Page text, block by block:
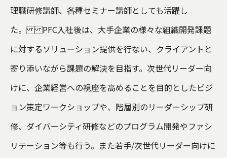
理職研修講師、各種セミナー講師としても活躍し
た。 PFC入社後は、大手企業の様々な組織開発課題
に対するソリューション提供を行ない、クライアントと
寄り添いながら課題の解決を目指す。次世代リーダー向
けに、企業経営への視座を高めることを目的としたビジ
ョン策定ワークショップや、階層別のリーダーシップ研
修、ダイバーシティ研修などのプログラム開発やファシ
リテーション等も行う。また若手/次世代リーダー向けに